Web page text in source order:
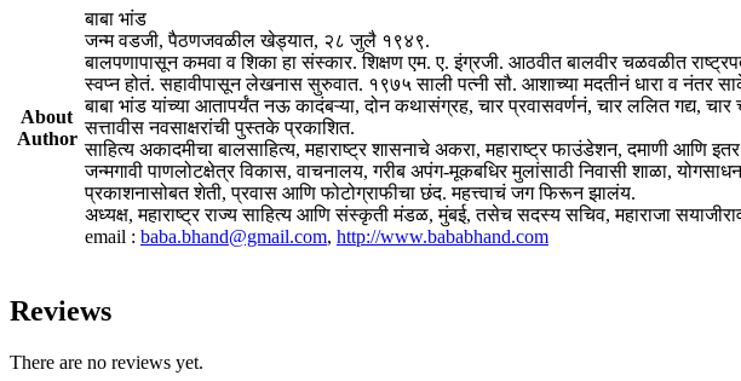
About
Author
बाबा भांड
जन्म वडजी, पैठणजवळील खेड्यात, २८ जुलै १९४९.
बालपणापासून कमवा व शिका हा संस्कार. शिक्षण एम. ए. इंग्रजी. आठवीत बालवीर चळवळीत
स्वप्न होतं. सहावीपासून लेखनास सुरुवात. १९७५ साली पत्नी सौ. आशाच्या मदतीनं धारा व नंतर
बाबा भांड यांच्या आतापर्यंत नऊ कादंबऱ्या, दोन कथासंग्रह, चार प्रवासवर्णनं, चार ललित गद्य,
सत्तावीस नवसाक्षरांची पुस्तके प्रकाशित.
साहित्य अकादमीचा बालसाहित्य, महाराष्ट्र शासनाचे अकरा, महाराष्ट्र फाउंडेशन, दमाणी आणि
जन्मगावी पाणलोटक्षेत्र विकास, वाचनालय, गरीब अपंग-मूकबधिर मुलांसाठी निवासी शाळा,
प्रकाशनासोबत शेती, प्रवास आणि फोटोग्राफीचा छंद. महत्त्वाचं जग फिरून झालंय.
अध्यक्ष, महाराष्ट्र राज्य साहित्य आणि संस्कृती मंडळ, मुंबई, तसेच सदस्य सचिव, महाराजा
email : baba.bhand@gmail.com, http://www.bababhand.com
Reviews
There are no reviews yet.